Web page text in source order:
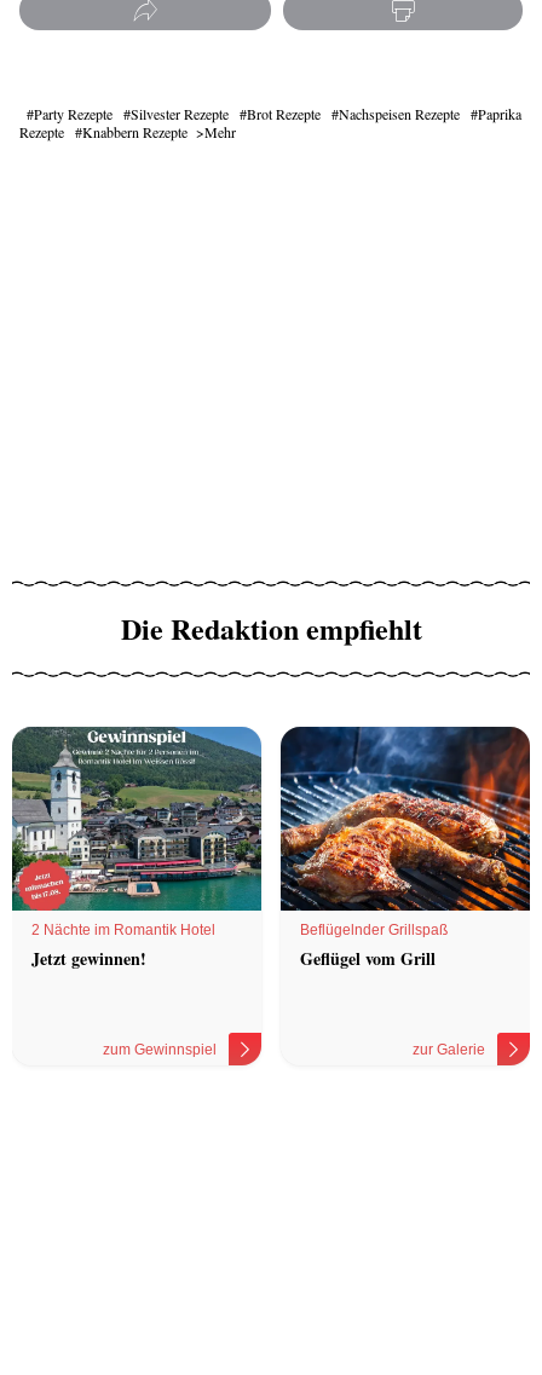
Party Rezepte Silvester Rezepte Brot Rezepte Nachspeisen Rezepte
Paprika
Rezepte
Knabbern Rezepte Mehr
Die Redaktion empfiehlt
2 Nächte im Romantik Hotel
Jetzt gewinnen!
zum Gewinnspiel
Beflügelnder Grillspaß
Geflügel vom Grill
zur Galerie